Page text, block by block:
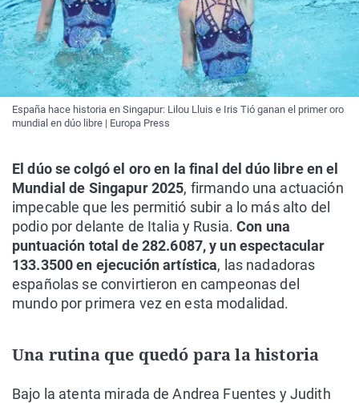
España hace historia en Singapur: Lilou Lluis e Iris Tió ganan el primer oro
mundial en dúo libre | Europa Press
El dúo se colgó el oro en la final del dúo libre en el
Mundial de Singapur 2025, firmando una actuación
impecable que les permitió subir a lo más alto del
podio por delante de Italia y Rusia. Con una
puntuación total de 282.6087, y un espectacular
133.3500 en ejecución artística, las nadadoras
españolas se convirtieron en campeonas del
mundo por primera vez en esta modalidad.
Una rutina que quedó para la historia
Bajo la atenta mirada de Andrea Fuentes y Judith